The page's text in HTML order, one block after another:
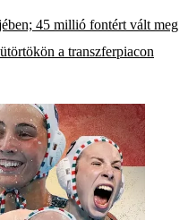
45 millió fontért vált meg
a transzferpiacon